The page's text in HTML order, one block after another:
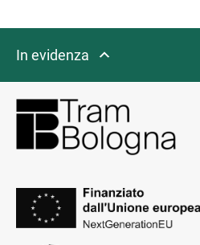
In evidenza